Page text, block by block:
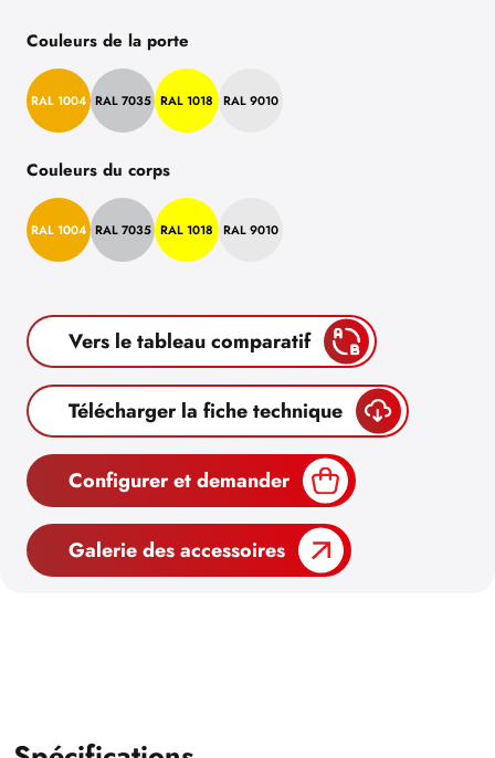
Couleurs de la porte
RAL 1004 RAL 7035 RAL 1018 RAL 9010
Couleurs du corps
RAL 1004 RAL 7035 RAL 1018 RAL 9010
Vers le tableau comparatif
Télécharger la fiche technique
Configurer et demander
Galerie des accessoires